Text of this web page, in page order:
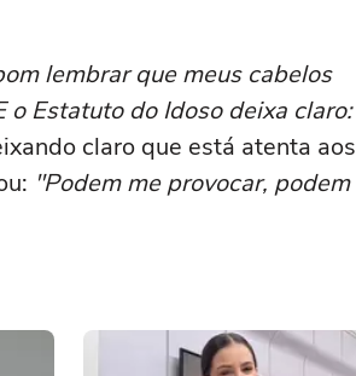
lembrar que meus cabelos
o Estatuto do Idoso deixa claro:
claro que está atenta aos
"Podem me provocar, podem